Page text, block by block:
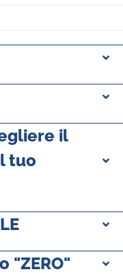
il
tuo
"ZERO"